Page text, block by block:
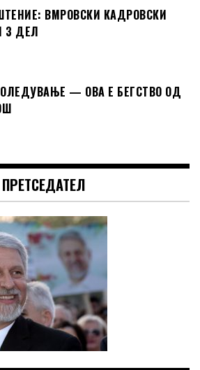
ВМРОВСКИ КАДРОВСКИ
3 ДЕЛ
— ОВА Е БЕГСТВО ОД
ПРЕТСЕДАТЕЛ